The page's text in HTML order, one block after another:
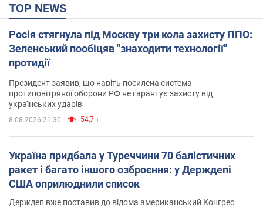
TOP NEWS
Росія стягнула під Москву три кола захисту ППО:
Зеленський пообіцяв "знаходити технології"
протидії
Президент заявив, що навіть посилена система
протиповітряної оборони РФ не гарантує захисту від
українських ударів
8.08.2026 21:30 54,7 т.
Україна придбала у Туреччини 70 балістичних
ракет і багато іншого озброєння: у Держдепі
США оприлюднили список
Держдеп вже поставив до відома американський Конгрес